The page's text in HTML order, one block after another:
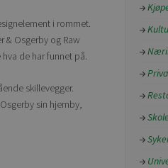
i rommet.
& Osgerby og Raw
de har funnet på.
skillevegger.
sin hjemby,